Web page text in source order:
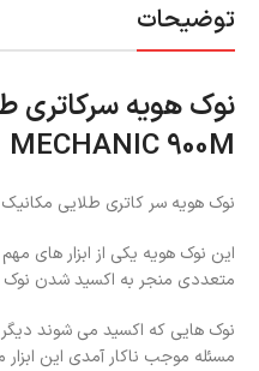
توضیحات
نوک هویه سرکاتری
MECHANIC 900M
نوک هویه سر کاتری طلایی مکانیک
این نوک هویه یکی از ابزار های
متعددی منجر به اکسید شدن
نوک هایی که اکسید می شوند
مسئله موجب ناکار آمدی این